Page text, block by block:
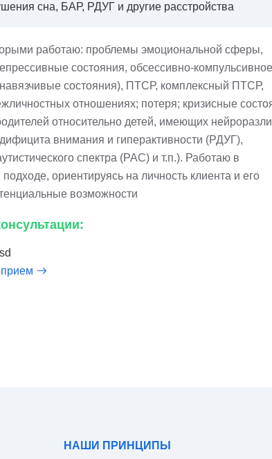
сна, БАР, РДУГ и другие расстройства
работаю: проблемы эмоциональной сферы,
состояния, обсессивно-
состояния), ПТСР, комплексный ПТСР,
отношениях; потеря; кризисные
относительно детей, имеющих
внимания и гиперактивности (РДУГ),
спектра (РАС) и т.п.). Работаю в
ориентируясь на личность клиента и его
возможности
НАШИ ПРИНЦИПЫ